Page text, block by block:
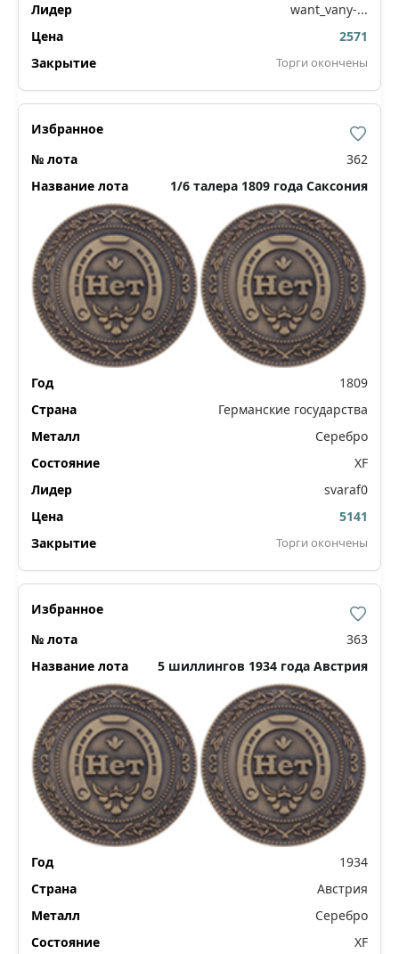
want_vany-...
2571
Торги окончены
362
1/6 талера 1809 года Саксония
1809
Германские государства
Серебро
XF
svaraf0
5141
Торги окончены
363
5 шиллингов 1934 года Австрия
1934
Австрия
Серебро
XF